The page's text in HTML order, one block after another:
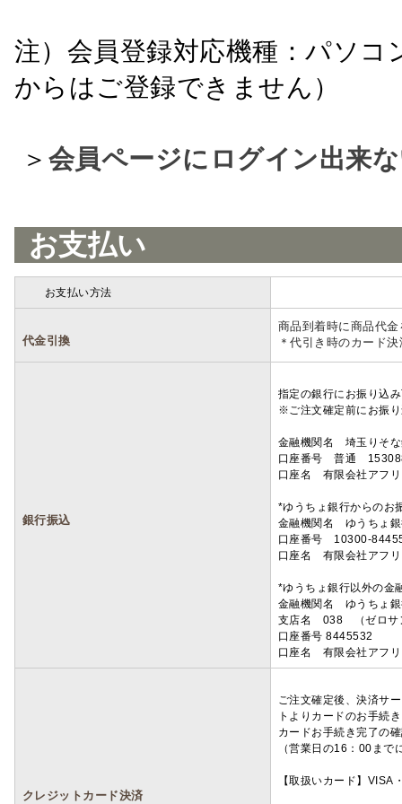
注）会員登録対応機種：パソ
からはご登録できません）
＞ 会員ページにログイン出来
お支払い
お支払い方法
代金引換
商品到着時に商品代
＊代引き時のカード
銀行振込
指定の銀行にお振り込
※ご注文確定前にお振
金融機関名 埼玉りそ
口座番号 普通
口座名 有限会社アフ
*ゆうちょ銀行からのお
金融機関名 ゆうちょ
口座番号 10300-
口座名 有限会社アフ
*ゆうちょ銀行以外の金
金融機関名 ゆうちょ
支店名 038 （ゼロサ
口座番号 8445532
口座名 有限会社アフ
クレジットカード決済
ご注文確定後、決済サ
トよりカードのお手続
カードお手続き完了の
（営業日の16：00ま
【取扱いカード】